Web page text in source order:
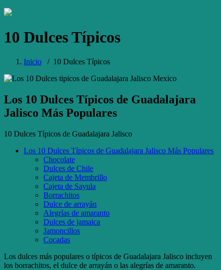
10 Dulces Típicos
Inicio / 10 Dulces Típicos
Los 10 Dulces Típicos de Guadalajara
Jalisco Más Populares
10 Dulces Típicos de Guadalajara Jalisco
Los 10 Dulces Típicos de Guadalajara Jalisco Más Populares
Chocolate
Dulces de Chile
Cajeta de Membrillo
Cajeta de Sayula
Borrachitos
Dulce de arrayán
Alegrías de amaranto
Dulces de jamaica
Jamoncillos
Cocadas
Los dulces más populares o típicos de Guadalajara Jalisco incluyen
los borrachitos, el dulce de arrayán o las alegrías de amaranto.